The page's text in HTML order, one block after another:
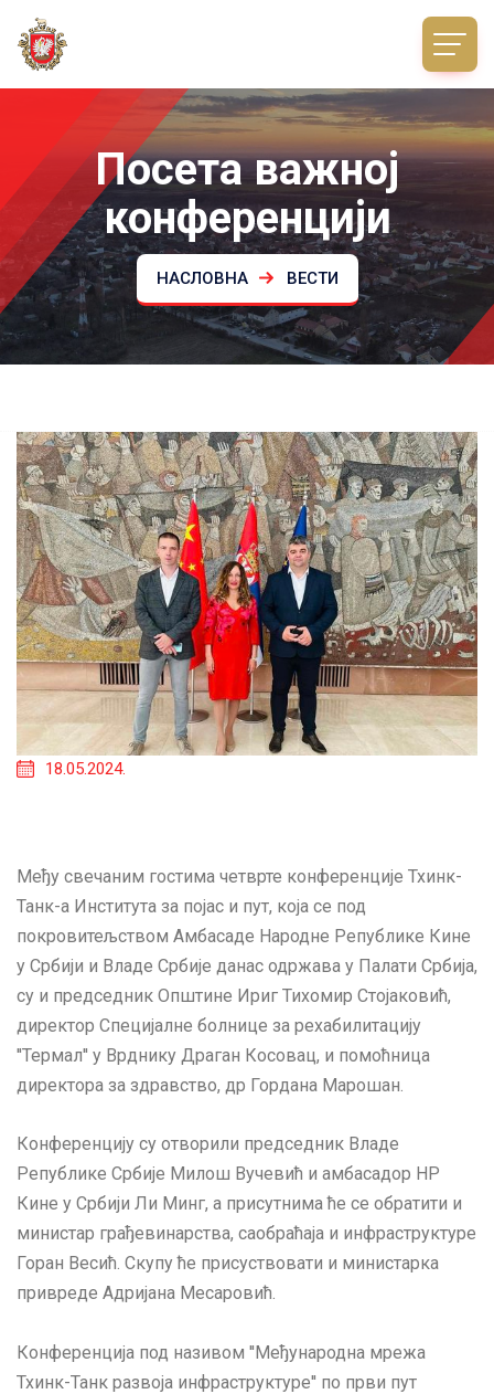
Посета важној
конференцији
НАСЛОВНА ВЕСТИ
18.05.2024.
Међу свечаним гостима четврте конференције Тхинк-
Танк-а Института за појас и пут, која се под
покровитељством Амбасаде Народне Републике Кине
у Србији и Владе Србије данас одржава у Палати Србија,
су и председник Општине Ириг Тихомир Стојаковић,
директор Специјалне болнице за рехабилитацију
''Термал'' у Врднику Драган Косовац, и помоћница
директора за здравство, др Гордана Марошан.
Конференцију су отворили председник Владе
Републике Србије Милош Вучевић и амбасадор НР
Кине у Србији Ли Минг, а присутнима ће се обратити и
министар грађевинарства, саобраћаја и инфраструктуре
Горан Весић. Скупу ће присуствовати и министарка
привреде Адријана Месаровић.
Конференција под називом ''Међународна мрежа
Тхинк-Танк развоја инфраструктуре'' по први пут